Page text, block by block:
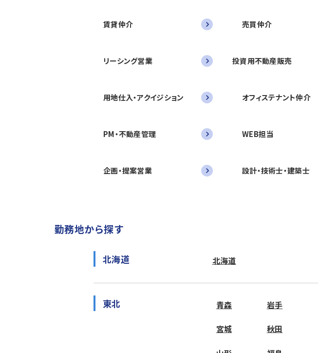
賃貸仲介 売買仲介
リーシング営業 投資用不動産販売
用地仕入・アクイジション オフィステナント仲介
PM・不動産管理 WEB担当
企画・提案営業 設計・技術士・建築士
勤務地から探す
北海道 北海道
東北 青森 岩手
宮城 秋田